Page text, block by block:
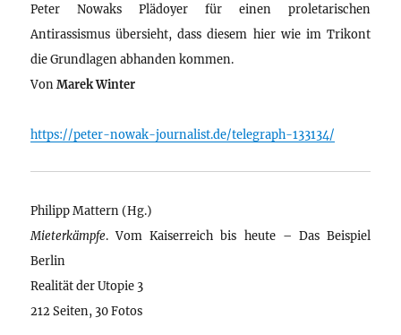
Peter Nowaks Plädoyer für einen proletarischen
Antirassismus übersieht, dass diesem hier wie im Trikont
die Grundlagen abhanden kommen.
VonMarek Winter
https://peter-nowak-journalist.de/telegraph-133134/
Philipp Mattern (Hg.)
Mieterkämpfe. Vom Kaiserreich bis heute – Das Beispiel
Berlin
Realität der Utopie 3
212 Seiten, 30 Fotos